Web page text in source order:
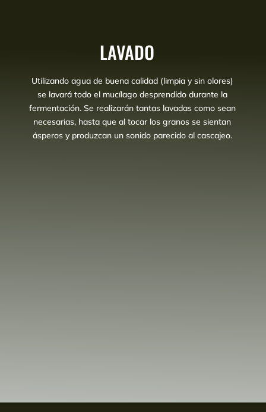
LAVADO
Utilizando agua de buena calidad (limpia y sin olores)
se lavará todo el mucílago desprendido durante la
fermentación. Se realizarán tantas lavadas como sean
necesarias, hasta que al tocar los granos se sientan
ásperos y produzcan un sonido parecido al cascajeo.